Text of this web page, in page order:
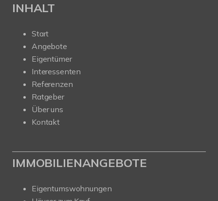
INHALT
Start
Angebote
Eigentümer
Interessenten
Referenzen
Ratgeber
Über uns
Kontakt
IMMOBILIENANGEBOTE
Eigentumswohnungen